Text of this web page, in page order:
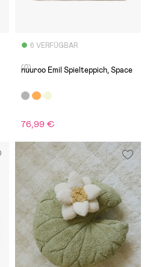
6 VERFÜGBAR
(0)
nuuroo Emil Spielteppich, Space
76,99 €